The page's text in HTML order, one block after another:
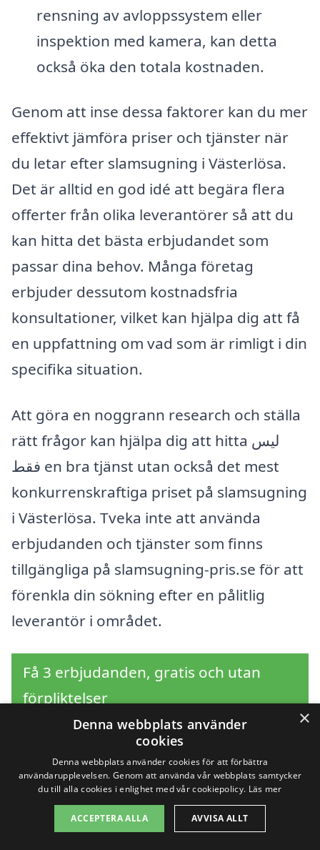
rensning av avloppssystem eller
inspektion med kamera, kan detta
också öka den totala kostnaden.
Genom att inse dessa faktorer kan du mer
effektivt jämföra priser och tjänster när
du letar efter slamsugning i Västerlösa.
Det är alltid en god idé att begära flera
offerter från olika leverantörer så att du
kan hitta det bästa erbjudandet som
passar dina behov. Många företag
erbjuder dessutom kostnadsfria
konsultationer, vilket kan hjälpa dig att få
en uppfattning om vad som är rimligt i din
specifika situation.
Att göra en noggrann research och ställa
rätt frågor kan hjälpa dig att hitta ليس
فقط en bra tjänst utan också det mest
konkurrenskraftiga priset på slamsugning
i Västerlösa. Tveka inte att använda
erbjudanden och tjänster som finns
tillgängliga på slamsugning-pris.se för att
förenkla din sökning efter en pålitlig
leverantör i området.
Få 3 erbjudanden, gratis och utan
förpliktelser
Sök efter en
professionell för
×
Denna webbplats använder
cookies
Denna webbplats använder cookies för att förbättra
användarupplevelsen. Genom att använda vår webbplats samtycker
du till alla cookies i enlighet med vår cookiepolicy. Läs mer
ACCEPTERA ALLA AVVISA ALLT